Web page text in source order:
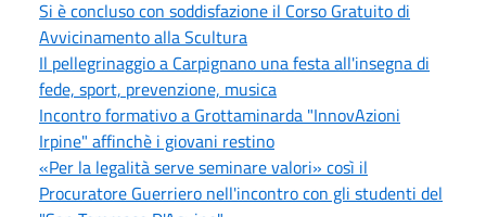
Si è concluso con soddisfazione il Corso Gratuito di
Avvicinamento alla Scultura
Il pellegrinaggio a Carpignano una festa all'insegna di
fede, sport, prevenzione, musica
Incontro formativo a Grottaminarda "InnovAzioni
Irpine" affinchè i giovani restino
«Per la legalità serve seminare valori» così il
Procuratore Guerriero nell'incontro con gli studenti del